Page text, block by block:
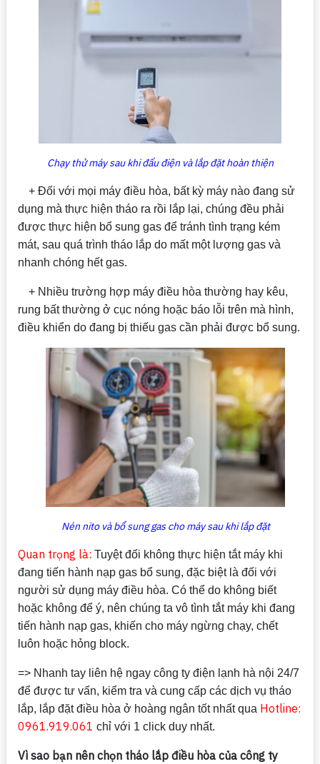
Chạy thử máy sau khi đấu điện và lắp đặt hoàn thiện
+ Đối với mọi máy điều hòa, bất kỳ máy nào đang sử
dụng mà thực hiện tháo ra rồi lắp lại, chúng đều phải
được thực hiện bổ sung gas để tránh tình trạng kém
mát, sau quá trình tháo lắp do mất một lượng gas và
nhanh chóng hết gas.
+ Nhiều trường hợp máy điều hòa thường hay kêu,
rung bất thường ở cục nóng hoặc báo lỗi trên mà hình,
điều khiển do đang bị thiếu gas cần phải được bổ sung.
Nén nito và bổ sung gas cho máy sau khi lắp đặt
Quan trọng là: Tuyệt đối không thực hiện tắt máy khi
đang tiến hành nạp gas bổ sung, đặc biệt là đối với
người sử dụng máy điều hòa. Có thể do không biết
hoặc không để ý, nên chúng ta vô tình tắt máy khi đang
tiến hành nạp gas, khiến cho máy ngừng chạy, chết
luôn hoặc hỏng block.
=> Nhanh tay liên hệ ngay công ty điện lạnh hà nội 24/7
để được tư vấn, kiểm tra và cung cấp các dịch vụ tháo
lắp, lắp đặt điều hòa ở hoàng ngân tốt nhất qua Hotline:
0961.919.061 chỉ với 1 click duy nhất.
Vì sao bạn nên chọn tháo lắp điều hòa của công ty